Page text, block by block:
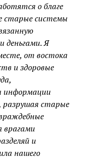
о благе
старые системы
деньгами. Я
от востока
и здоровые
информации
разрушая старые
врагами
и
нашего